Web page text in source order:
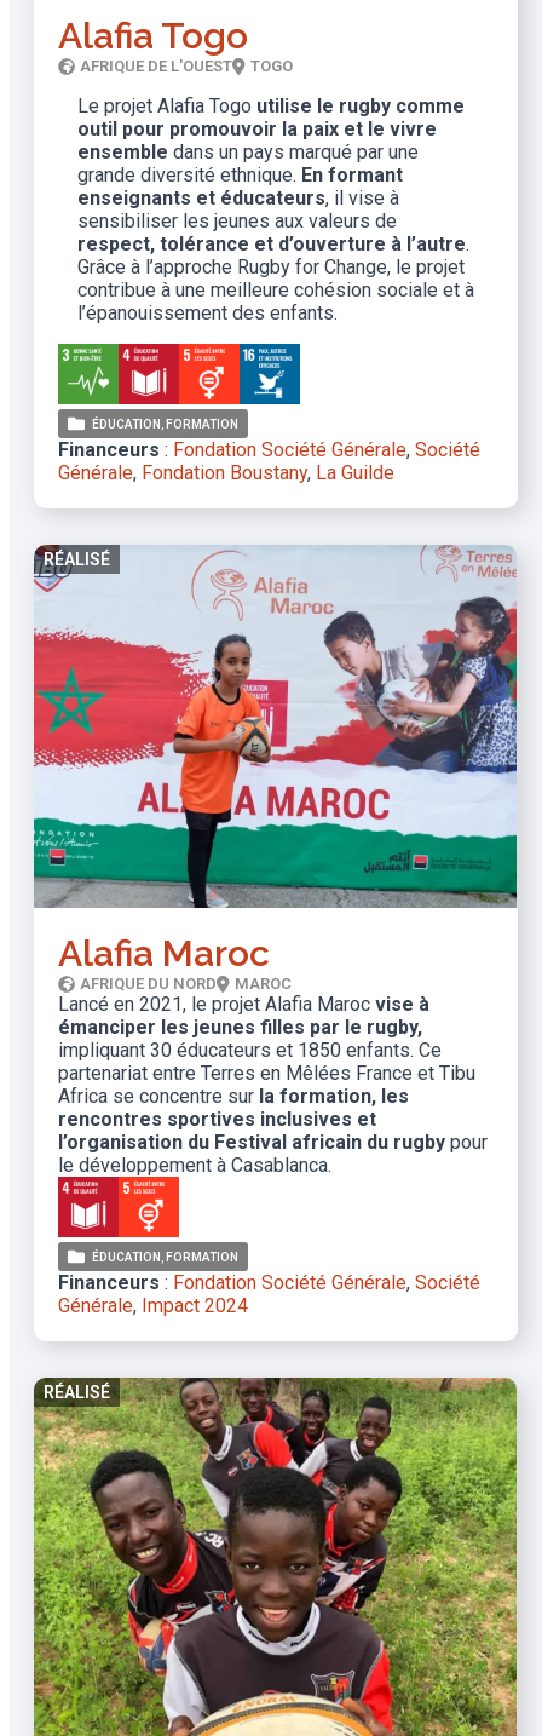
Alafia Togo
AFRIQUE DE L'OUEST TOGO
Le projet Alafia Togo utilise le rugby comme
outil pour promouvoir la paix et le vivre
ensemble dans un pays marqué par une
grande diversité ethnique. En formant
enseignants et éducateurs, il vise à
sensibiliser les jeunes aux valeurs de
respect, tolérance et d’ouverture à l’autre.
Grâce à l’approche Rugby for Change, le projet
contribue à une meilleure cohésion sociale et à
l’épanouissement des enfants.
ÉDUCATION FORMATION
Financeurs : Fondation Société Générale, Société
Générale, Fondation Boustany, La Guilde
RÉALISÉ
Alafia Maroc
AFRIQUE DU NORD MAROC
Lancé en 2021, le projet Alafia Maroc vise à
émanciper les jeunes filles par le rugby,
impliquant 30 éducateurs et 1850 enfants. Ce
partenariat entre Terres en Mêlées France et Tibu
Africa se concentre sur la formation, les
rencontres sportives inclusives et
l’organisation du Festival africain du rugby pour
le développement à Casablanca.
ÉDUCATION FORMATION
Financeurs : Fondation Société Générale, Société
Générale, Impact 2024
RÉALISÉ